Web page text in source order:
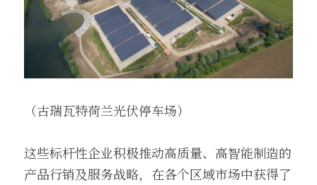
（古瑞瓦特荷兰光伏停车场）
这些标杆性企业积极推动高质量、高智能制造的
产品行销及服务战略，在各个区域市场中获得了